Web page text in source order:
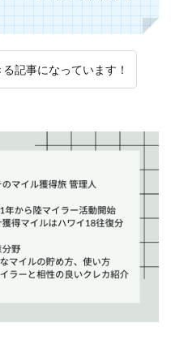
記事になっています！